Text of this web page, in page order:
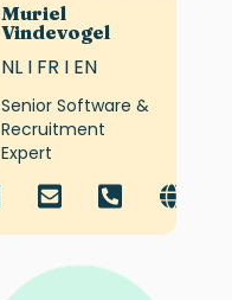
Muriel
Vindevogel
NL I FR I EN
Senior Software &
Recruitment
Expert